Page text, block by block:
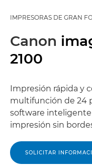
IMPRESORAS DE GRAN
Canon
2100
Impresión rápida y
multifunción de 24
software
impresión sin
SOLICITAR